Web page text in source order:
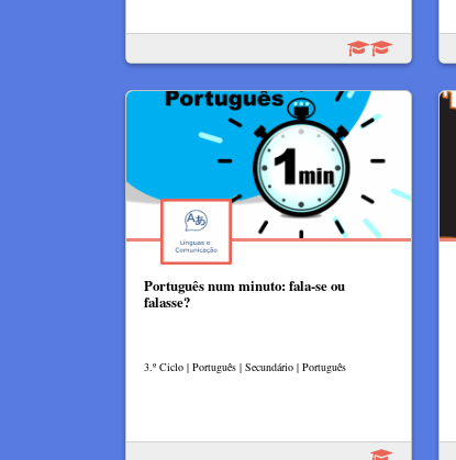
Português num minuto: fala-se ou
falasse?
3.º Ciclo | Português | Secundário | Português